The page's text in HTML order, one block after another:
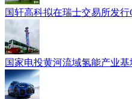
国轩高科拟在瑞士交易所发
国家电投黄河流域氢能产业